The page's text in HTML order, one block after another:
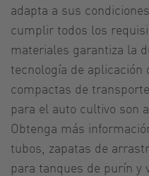
adapta a sus
cumplir todos los
materiales garantiza la
tecnología de
compactas de
para el auto cultivo son
Obtenga más
tubos, zapatas de
para tanques de purín y